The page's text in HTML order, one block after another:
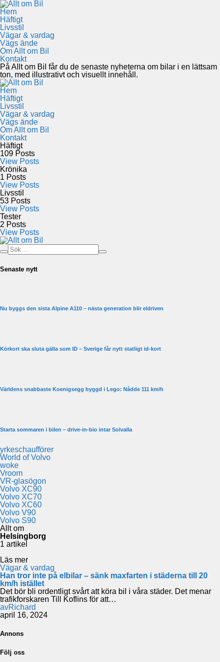
Hem
Häftigt
Livsstil
Vägar & vardag
Vägs ände
Om Allt om Bil
Kontakt
På Allt om Bil får du de senaste nyheterna om bilar i en lättsam
ton, med illustrativt och visuellt innehåll.
Hem
Häftigt
Livsstil
Vägar & vardag
Vägs ände
Om Allt om Bil
Kontakt
Häftigt
109 Posts
View Posts
Krönika
1 Posts
View Posts
Livsstil
53 Posts
View Posts
Tester
2 Posts
View Posts
Senaste nytt
Nu byggs den sista Alpine A110 – nästa generation blir eldriven
Körkort ska sluta gälla som ID – Sverige får nytt statligt id-kort
Världens snabbaste Koenigsegg byggd i Lego: Nådde 111 km/h
Starta sommaren i bilen – drive-in-bio intar Solvalla
yrkeschaufförer
World of Volvo
woke
Vroom
VR-glasögon
Volvo XC90
Volvo XC70
Volvo XC60
Volvo V90
Volvo S90
Allt om
Helsingborg
1 artikel
Läs mer
Vägar & vardag
Han tror inte på elbilar – sänk maxfarten i städerna till 20
km/h istället
Det bör bli ordentligt svårt att köra bil i våra städer. Det menar
trafikforskaren Till Koflins för att…
avRichard
april 16, 2024
Annons
Följ oss